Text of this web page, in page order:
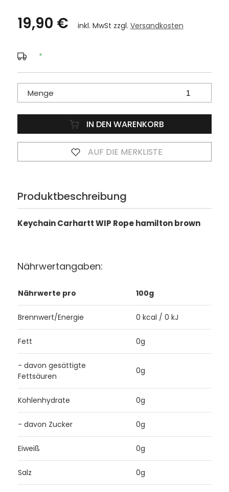
19,90 € inkl. MwSt zzgl. Versandkosten
*
Menge
IN DEN WARENKORB
AUF DIE MERKLISTE
Produktbeschreibung
Keychain Carhartt WIP Rope hamilton brown
Nährwertangaben:
Nährwerte pro 100g
Brennwert/Energie 0 kcal / 0 kJ
Fett 0g
- davon gesättigte
Fettsäuren
0g
Kohlenhydrate 0g
- davon Zucker 0g
Eiweiß 0g
Salz 0g